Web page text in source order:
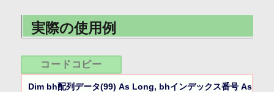
実際の使用例
コードコピー
Dim bh配列データ(99) As Long, bhインデックス番号 As